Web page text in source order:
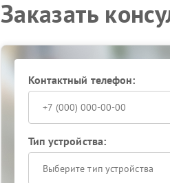
Заказать
Контактный телефон:
Тип устройства:
Выберите тип устройства